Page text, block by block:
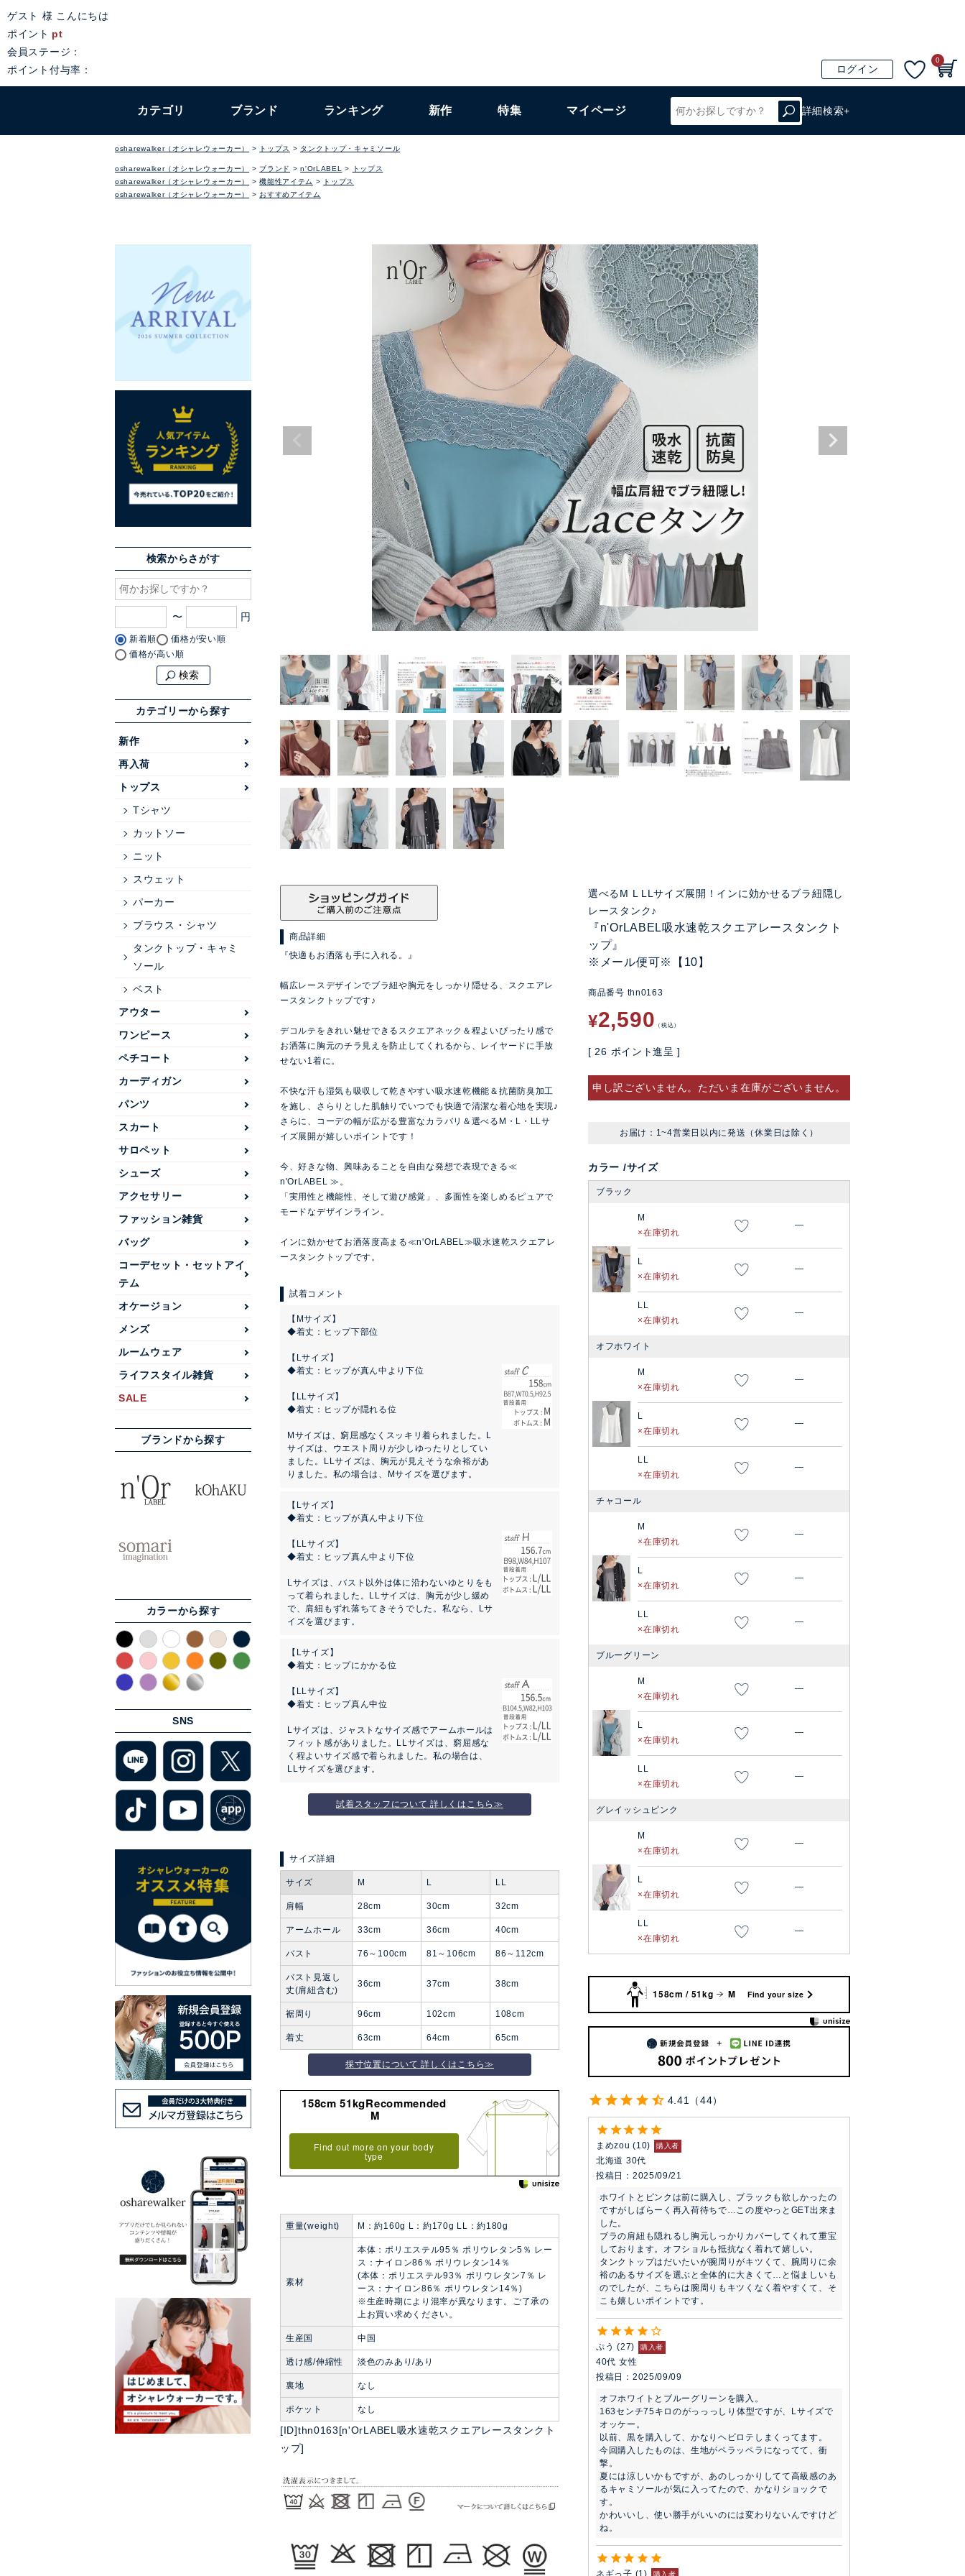
ゲスト 様 こんにちは
ポイント pt
会員ステージ：
ポイント付与率：
ログイン
0
カテゴリ ブランド ランキング 新作 特集 マイページ 詳細検索+
osharewalker（オシャレウォーカー） トップス タンクトップ・キャミソール
osharewalker（オシャレウォーカー） ブランド n'OrLABEL
トップス
osharewalker（オシャレウォーカー）
機能性アイテム
トップス
osharewalker（オシャレウォーカー）
おすすめアイテム
検索からさがす
〜
新着順
価格が安い順
価格が高い順
検索
カテゴリーから探す
新作
再入荷
トップス
Tシャツ
カットソー
ニット
スウェット
パーカー
ブラウス・シャツ
タンクトップ・キャミ
ソール
ベスト
アウター
ワンピース
ペチコート
カーディガン
パンツ
スカート
サロペット
シューズ
アクセサリー
ファッション雑貨
バッグ
コーデセット・セットアイ
テム
オケージョン
メンズ
ルームウェア
ライフスタイル雑貨
SALE
ブランドから探す
カラーから探す
SNS
選べるM L LLサイズ展開！インに効かせるブラ紐隠し
レースタンク♪
『n'OrLABEL吸水速乾スクエアレースタンクト
ップ』
※メール便可※【10】
商品番号 thn0163
¥2,590 税込
[ 26 ポイント進呈 ]
申し訳ございません。ただいま在庫がございません。
お届け：1~4営業日以内に発送（休業日は除く）
カラー サイズ
ブラック
M
在庫切れ
—
L
在庫切れ
—
LL
在庫切れ
—
オフホワイト
M
在庫切れ
—
L
在庫切れ
—
LL
在庫切れ
—
チャコール
M
在庫切れ
—
L
在庫切れ
—
LL
在庫切れ
—
ブルーグリーン
M
在庫切れ
—
L
在庫切れ
—
LL
在庫切れ
—
グレイッシュピンク
M
在庫切れ
—
L
在庫切れ
—
LL
在庫切れ
—
158cm / 51kg M Find your size
4.41 44
まめzou 10 購入者
北海道 30代
投稿日
2025/09/21
ホワイトとピンクは前に購入し、ブラックも欲しかったの
ですがしばらーく再入荷待ちで…この度やっとGET出来ま
した。
ブラの肩紐も隠れるし胸元しっかりカバーしてくれて重宝
しております。オフショルも抵抗なく着れて嬉しい。
タンクトップはだいたいが腕周りがキツくて、腕周りに余
裕のあるサイズを選ぶと全体的に大きくて…と悩ましいも
のでしたが、こちらは腕周りもキツくなく着やすくて、そ
こも嬉しいポイントです。
ぷう 27 購入者
40代 女性
投稿日
2025/09/09
オフホワイトとブルーグリーンを購入。
163センチ75キロのがっっっしり体型ですが、Lサイズで
オッケー。
以前、黒を購入して、かなりヘビロテしまくってます。
今回購入したものは、生地がペラッペラになってて、衝
撃。
夏には涼しいかもですが、あのしっかりしてて高級感のあ
るキャミソールが気に入ってたので、かなりショックで
す。
かわいいし、使い勝手がいいのには変わりないんですけど
ね。
ネギっ子 1 購入者
商品詳細
『快適もお洒落も手に入れる。』
幅広レースデザインでブラ紐や胸元をしっかり隠せる、スクエアレ
ースタンクトップです♪
デコルテをきれい魅せできるスクエアネック＆程よいぴったり感で
お洒落に胸元のチラ見えを防止してくれるから、レイヤードに手放
せない1着に。
不快な汗も湿気も吸収して乾きやすい吸水速乾機能＆抗菌防臭加工
を施し、さらりとした肌触りでいつでも快適で清潔な着心地を実現♪
さらに、コーデの幅が広がる豊富なカラバリ＆選べるM・L・LLサ
イズ展開が嬉しいポイントです！
今、好きな物、興味あることを自由な発想で表現できる≪
n'OrLABEL ≫。
「実用性と機能性、そして遊び感覚」、多面性を楽しめるピュアで
モードなデザインライン。
インに効かせてお洒落度高まる≪n'OrLABEL≫吸水速乾スクエアレ
ースタンクトップです。
【Mサイズ】
◆着丈：ヒップ下部位
【Lサイズ】
◆着丈：ヒップが真ん中より下位
【LLサイズ】
◆着丈：ヒップが隠れる位
Mサイズは、窮屈感なくスッキリ着られました。L
サイズは、ウエスト周りが少しゆったりとしてい
ました。LLサイズは、胸元が見えそうな余裕があ
りました。私の場合は、Mサイズを選びます。
【Lサイズ】
◆着丈：ヒップが真ん中より下位
【LLサイズ】
◆着丈：ヒップ真ん中より下位
Lサイズは、バスト以外は体に沿わないゆとりをも
って着られました。LLサイズは、胸元が少し緩め
で、肩紐もずれ落ちてきそうでした。私なら、Lサ
イズを選びます。
【Lサイズ】
◆着丈：ヒップにかかる位
【LLサイズ】
◆着丈：ヒップ真ん中位
Lサイズは、ジャストなサイズ感でアームホールは
フィット感がありました。LLサイズは、窮屈感な
く程よいサイズ感で着られました。私の場合は、
LLサイズを選びます。
試着スタッフについて 詳しくはこちら≫
サイズ M L LL
肩幅 28cm 30cm 32cm
アームホール 33cm 36cm 40cm
バスト 76～100cm 81～106cm 86～112cm
バスト見返し
丈(肩紐含む)
36cm 37cm 38cm
裾周り 96cm 102cm 108cm
着丈 63cm 64cm 65cm
採寸位置について 詳しくはこちら≫
158cm 51kgRecommended
M
Find out more on your body
type
重量(weight) M：約160g L：約170g LL：約180g
素材
本体：ポリエステル95％ ポリウレタン5％ レー
ス：ナイロン86％ ポリウレタン14％
(本体：ポリエステル93％ ポリウレタン7％ レ
ース：ナイロン86％ ポリウレタン14％)
※生産時期により混率が異なります。ご了承の
上お買い求めください。
生産国 中国
透け感/伸縮性 淡色のみあり/あり
裏地 なし
ポケット なし
[ID]thn0163[n'OrLABEL吸水速乾スクエアレースタンクト
ップ]